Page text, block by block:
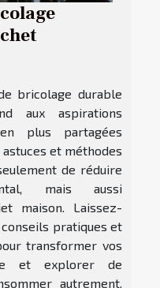
bricolage durable
aux aspirations
plus partagées
et méthodes
de réduire
mais aussi
maison. Laissez-
pratiques et
transformer vos
et explorer de
autrement.